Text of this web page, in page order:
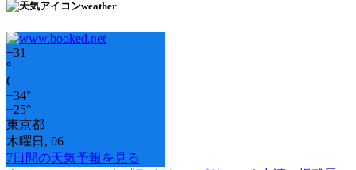
weather
+31
°
C
+34°
+25°
東京都
木曜日, 06
7日間の天気予報を見る